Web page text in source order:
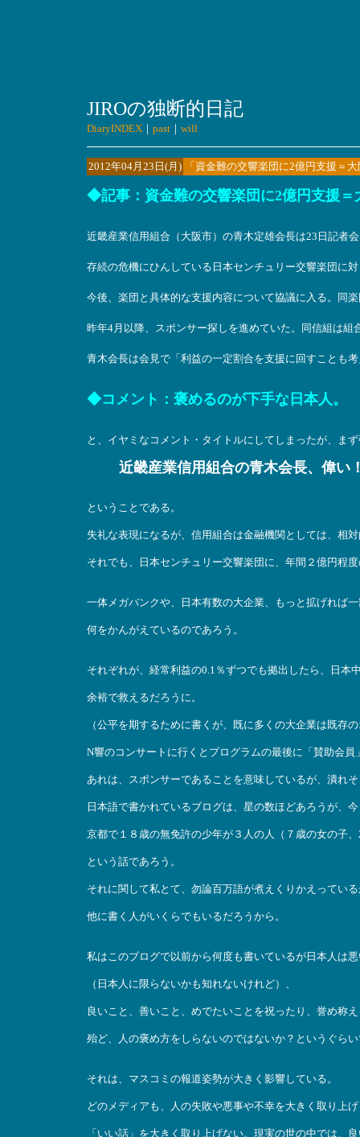
JIROの独断的日記
DiaryINDEX｜ past｜ will
2012年04月23日(月) 「資金難の交響楽団に2億円支援＝
◆記事：資金難の交響楽団に2億円支援＝
近畿産業信用組合（大阪市）の青木定雄会長は23日記者
存続の危機にひんしている日本センチュリー交響楽団に
今後、楽団と具体的な支援内容について協議に入る。同
昨年4月以降、スポンサー探しを進めていた。同信組は組
青木会長は会見で「利益の一定割合を支援に回すことも
◆コメント：褒めるのが下手な日本人。
と、イヤミなコメント・タイトルにしてしまったが、ま
近畿産業信用組合の青木会長、偉い
ということである。
失礼な表現になるが、信用組合は金融機関としては、相
それでも、日本センチュリー交響楽団に、年間２億円程
一体メガバンクや、日本有数の大企業、もっと拡げれば
何をかんがえているのであろう。
それぞれが、経常利益の0.1％ずつでも拠出したら、日本
余裕で救えるだろうに。
（公平を期するために書くが、既に多くの大企業は既存
N響のコンサートに行くとプログラムの最後に「賛助会
あれは、スポンサーであることを意味しているが、潰れ
日本語で書かれているブログは、星の数ほどあろうが、
京都で１８歳の無免許の少年が３人の人（７歳の女の子
という話であろう。
それに関して私とて、勿論百万語が煮えくりかえってい
他に書く人がいくらでもいるだろうから。
私はこのブログで以前から何度も書いているが日本人は
（日本人に限らないかも知れないけれど）、
良いこと、善いこと、めでたいことを祝ったり、誉め称
殆ど、人の褒め方をしらないのではないか？というぐら
それは、マスコミの報道姿勢が大きく影響している。
どのメディアも、人の失敗や悪事や不幸を大きく取り上
「いい話」を大きく取り上げない。現実の世の中では、